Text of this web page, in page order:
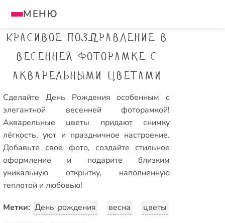
МЕНЮ
Красивое поздравление в
весенней фоторамке с
акварельными цветами
Сделайте День Рождения особенным с
элегантной весенней фоторамкой!
Акварельные цветы придают снимку
лёгкость, уют и праздничное настроение.
Добавьте своё фото, создайте стильное
оформление и подарите близким
уникальную открытку, наполненную
теплотой и любовью!
Метки: День рождения весна
цветы